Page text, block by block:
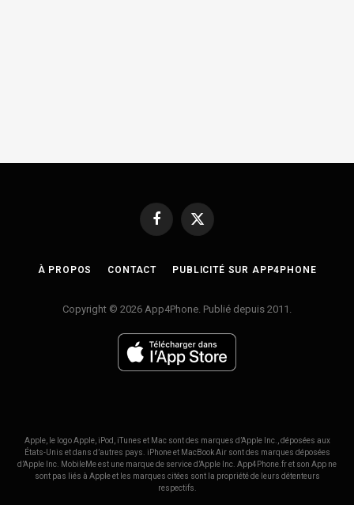
Facebook
X
À PROPOS CONTACT PUBLICITÉ SUR APP4PHONE
Copyright © 2026 App4Phone. Publié depuis 2011.
Apple, le logo Apple, iPod, iTunes et Mac sont des marques d’Apple Inc., déposées aux
États-Unis et dans d’autres pays. iPhone et MacBook Air sont des marques déposées
d’Apple Inc. MobileMe est une marque de service d’Apple Inc. App4Phone.fr et son App ne
sont pas liés à Apple et les marques citées sont la propriété de leurs détenteurs
respectifs.